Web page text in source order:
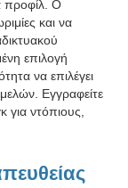
προφίλ. Ο
και να
επιλογή
να επιλέγει
Εγγραφείτε
ντόπιους,